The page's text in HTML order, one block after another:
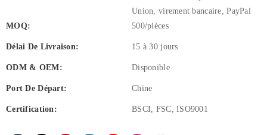
Union, virement bancaire, PayPal
MOQ:
500/pièces
Délai De Livraison: 15 à 30 jours
ODM & OEM: Disponible
Port De Départ: Chine
Certification: BSCI, FSC, ISO9001